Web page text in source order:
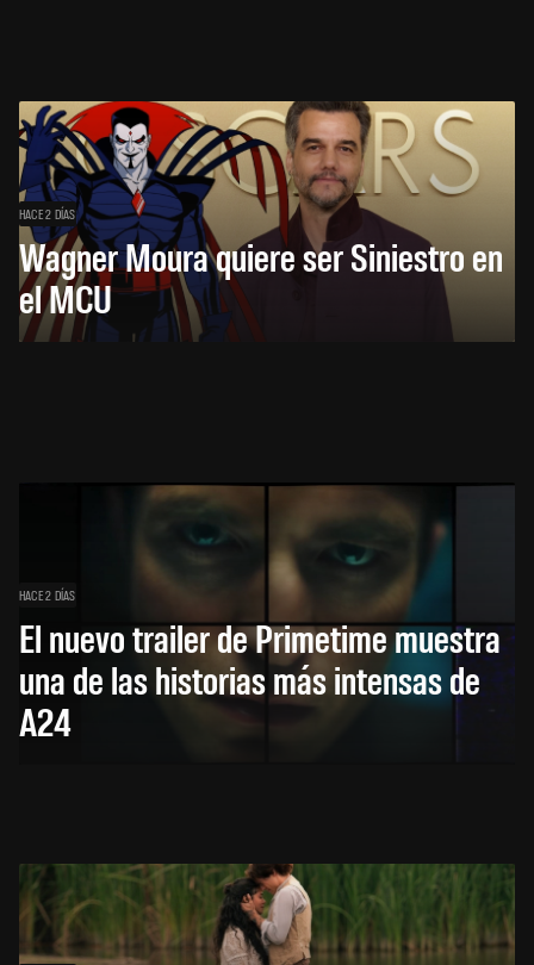
HACE 2 DÍAS
Wagner Moura quiere ser Siniestro en
el MCU
HACE 2 DÍAS
El nuevo trailer de Primetime muestra
una de las historias más intensas de
A24